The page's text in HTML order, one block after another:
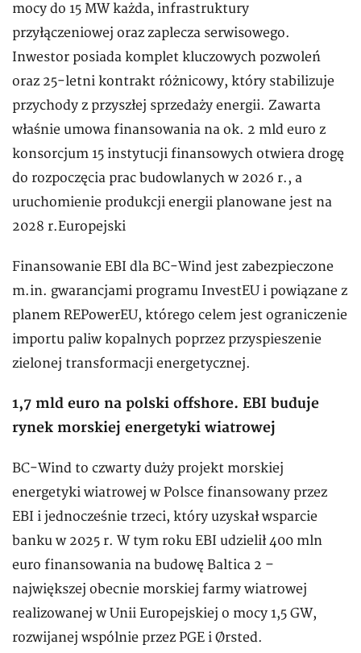
mocy do 15 MW każda, infrastruktury
przyłączeniowej oraz zaplecza serwisowego.
Inwestor posiada komplet kluczowych pozwoleń
oraz 25-letni kontrakt różnicowy, który stabilizuje
przychody z przyszłej sprzedaży energii. Zawarta
właśnie umowa finansowania na ok. 2 mld euro z
konsorcjum 15 instytucji finansowych otwiera drogę
do rozpoczęcia prac budowlanych w 2026 r., a
uruchomienie produkcji energii planowane jest na
2028 r.Europejski
Finansowanie EBI dla BC-Wind jest zabezpieczone
m.in. gwarancjami programu InvestEU i powiązane z
planem REPowerEU, którego celem jest ograniczenie
importu paliw kopalnych poprzez przyspieszenie
zielonej transformacji energetycznej.
1,7 mld euro na polski offshore. EBI buduje
rynek morskiej energetyki wiatrowej
BC-Wind to czwarty duży projekt morskiej
energetyki wiatrowej w Polsce finansowany przez
EBI i jednocześnie trzeci, który uzyskał wsparcie
banku w 2025 r. W tym roku EBI udzielił 400 mln
euro finansowania na budowę Baltica 2 –
największej obecnie morskiej farmy wiatrowej
realizowanej w Unii Europejskiej o mocy 1,5 GW,
rozwijanej wspólnie przez PGE i Ørsted.